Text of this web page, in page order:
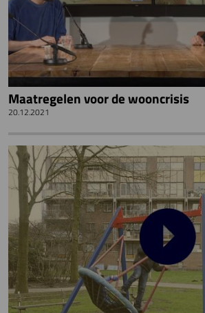
Maatregelen voor de wooncrisis
20.12.2021